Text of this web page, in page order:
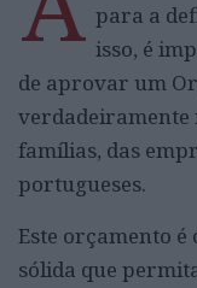
para a
isso, é
de aprovar um
verdadeiramente
famílias, das
portugueses.
Este orçamento
sólida que